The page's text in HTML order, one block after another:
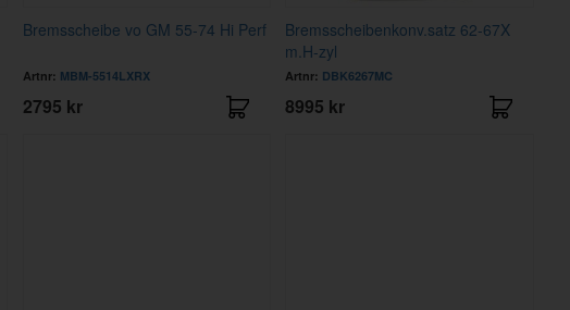
Bremsscheibe vo GM 55-74 Hi Perf
Artnr: MBM-5514LXRX
2795 kr
Bremsscheibenkonv.satz 62-67X
m.H-zyl
Artnr: DBK6267MC
8995 kr